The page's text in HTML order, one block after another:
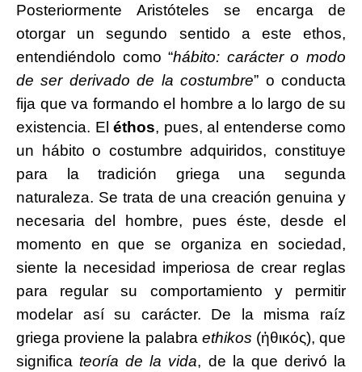
Posteriormente Aristóteles se encarga de
otorgar un segundo sentido a este ethos,
entendiéndolo como “hábito: carácter o modo
de ser derivado de la costumbre” o conducta
fija que va formando el hombre a lo largo de su
existencia. El éthos, pues, al entenderse como
un hábito o costumbre adquiridos, constituye
para la tradición griega una segunda
naturaleza. Se trata de una creación genuina y
necesaria del hombre, pues éste, desde el
momento en que se organiza en sociedad,
siente la necesidad imperiosa de crear reglas
para regular su comportamiento y permitir
modelar así su carácter. De la misma raíz
griega proviene la palabra ethikos (ἠθικός), que
significateoría de la vida, de la que derivó la